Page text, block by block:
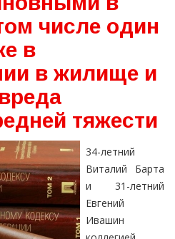
числе один
в
в жилище и
тяжести
34-летний
Виталий Барта
и 31-летний
Евгений
Ивашин